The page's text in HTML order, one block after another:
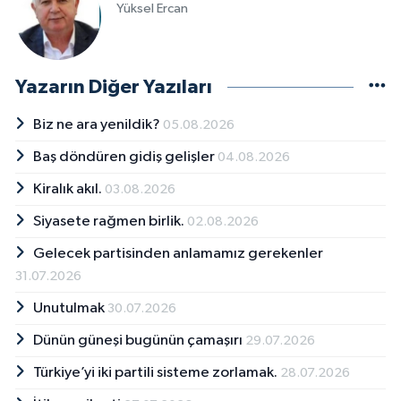
Yüksel Ercan
Yazarın Diğer Yazıları
Biz ne ara yenildik? 05.08.2026
Baş döndüren gidiş gelişler 04.08.2026
Kiralık akıl. 03.08.2026
Siyasete rağmen birlik. 02.08.2026
Gelecek partisinden anlamamız gerekenler
31.07.2026
Unutulmak 30.07.2026
Dünün güneşi bugünün çamaşırı 29.07.2026
Türkiye’yi iki partili sisteme zorlamak. 28.07.2026